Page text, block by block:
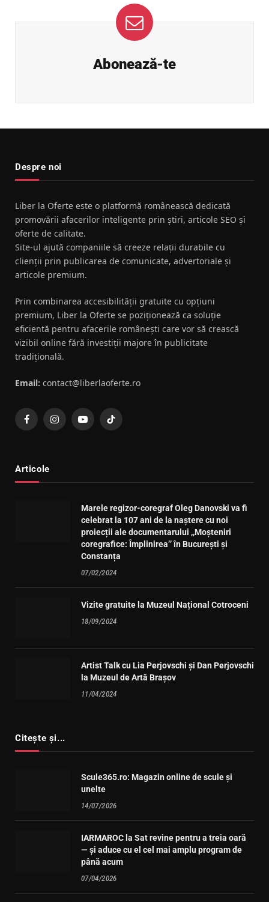
Abonează-te
Despre noi
Liber la Oferte este o platformă românească dedicată
promovării afacerilor inteligente prin știri, articole SEO și
oferte de calitate.
Site-ul ajută companiile să creeze relații durabile cu
clienții prin publicarea de comunicate, advertoriale și
articole premium.
Prin combinarea accesibilității gratuite cu opțiuni
premium, Liber la Oferte se poziționează ca soluție
eficientă pentru afacerile românești care vor să crească
vizibil online fără investiții majore în publicitate
tradițională.
Email: contact@liberlaoferte.ro
FacebookInstagramYouTubeTikTok
Articole
Marele regizor-coregraf Oleg Danovski va fi
celebrat la 107 ani de la naștere cu noi
proiecții ale documentarului ,,Moșteniri
coregrafice: Împlinirea’’ în București și
Constanța
07/02/2024
Vizite gratuite la Muzeul Național Cotroceni
18/09/2024
Artist Talk cu Lia Perjovschi și Dan Perjovschi
la Muzeul de Artă Brașov
11/04/2024
Citește și...
Scule365.ro: Magazin online de scule și
unelte
14/07/2026
IARMAROC la Sat revine pentru a treia oară
— și aduce cu el cel mai amplu program de
până acum
07/04/2026